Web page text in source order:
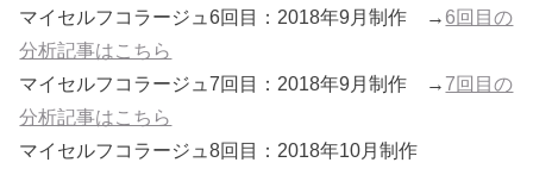
マイセルフコラージュ6回目：2018年9月制作 → 6回目の
分析記事はこちら
マイセルフコラージュ7回目：2018年9月制作 → 7回目の
分析記事はこちら
マイセルフコラージュ8回目：2018年10月制作